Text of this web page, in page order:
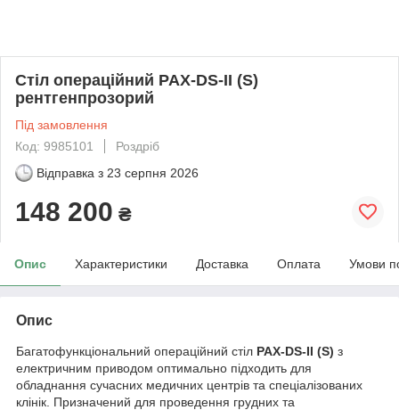
Стіл операційний PAX-DS-II (S)
рентгенпрозорий
Під замовлення
Код: 9985101
Роздріб
Відправка з 23 серпня 2026
148 200 ₴
Опис Характеристики Доставка Оплата Умови
Опис
Багатофункціональний операційний стіл PAX-DS-II (S) з
електричним приводом оптимально підходить для
обладнання сучасних медичних центрів та спеціалізованих
клінік. Призначений для проведення грудних та